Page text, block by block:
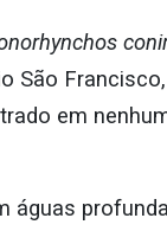
São
em
águas